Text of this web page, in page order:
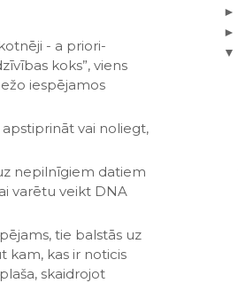
- a priori-
koks”, viens
iespējamos
vai noliegt,
nepilnīgiem datiem
varētu veikt DNA
tie balstās uz
kam, kas ir noticis
skaidrojot
►
►
▼